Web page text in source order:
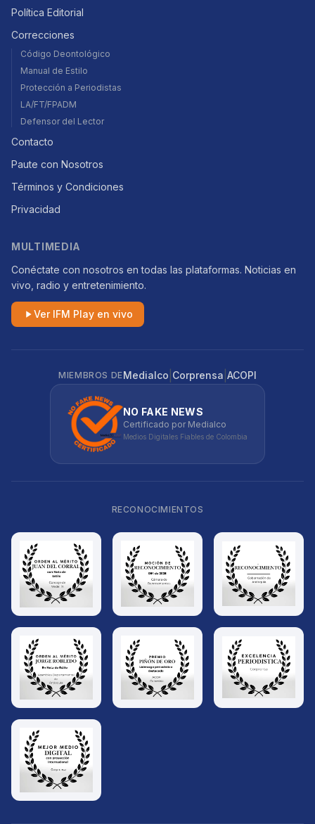
Política Editorial
Correcciones
Código Deontológico
Manual de Estilo
Protección a Periodistas
LA/FT/FPADM
Defensor del Lector
Contacto
Paute con Nosotros
Términos y Condiciones
Privacidad
MULTIMEDIA
Conéctate con nosotros en todas las plataformas. Noticias en
vivo, radio y entretenimiento.
Ver IFM Play en vivo
MIEMBROS DEMedialco Corprensa ACOPI
NO FAKE NEWS
Certificado por Medialco
Medios Digitales Fiables de Colombia
RECONOCIMIENTOS